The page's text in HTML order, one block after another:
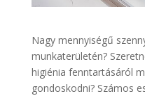
Nagy mennyiségű
munkaterületén?
higiénia fenntartásáról
gondoskodni? Számos